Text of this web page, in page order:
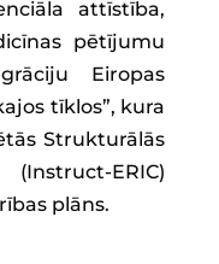
attīstība,
pētījumu
Eiropas
tīklos”, kura
Strukturālās
ERIC)
plāns.